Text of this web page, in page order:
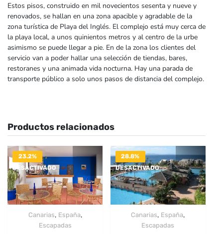
Estos pisos, construido en mil novecientos sesenta y nueve y
renovados, se hallan en una zona apacible y agradable de la
zona turística de Playa del Inglés. El complejo está muy cerca de
la playa local, a unos quinientos metros y al centro de la urbe
asimismo se puede llegar a pie. En de la zona los clientes del
servicio van a poder hallar una selección de tiendas, bares,
restoranes y una animada vida nocturna. Hay una parada de
transporte público a solo unos pasos de distancia del complejo.
Productos relacionados
23.2%
DESACTIVADO
Canarias, España,
Escapadas
28.8%
DESACTIVADO
Canarias, España,
Escapadas